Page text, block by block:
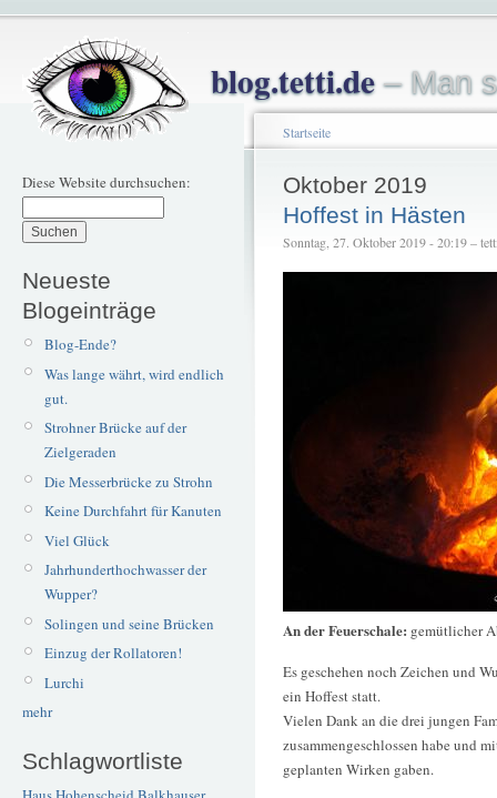
blog.tetti.de– Man
Diese Website durchsuchen:
Neueste
Blogeinträge
Blog-Ende?
Was lange währt, wird endlich
gut.
Strohner Brücke auf der
Zielgeraden
Die Messerbrücke zu Strohn
Keine Durchfahrt für Kanuten
Viel Glück
Jahrhunderthochwasser der
Wupper?
Solingen und seine Brücken
Einzug der Rollatoren!
Lurchi
mehr
Schlagwortliste
Startseite
Oktober 2019
Hoffest in Hästen
Sonntag, 27. Oktober 2019 - 20:19 –
An der Feuerschale: gemütlicher
Es geschehen noch Zeichen und
ein Hoffest statt.
Vielen Dank an die drei jungen
zusammengeschlossen habe und
geplanten Wirken gaben.